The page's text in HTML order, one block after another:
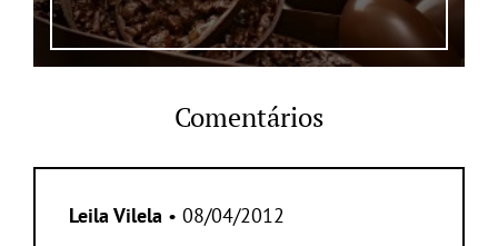
Comentários
Leila Vilela • 08/04/2012